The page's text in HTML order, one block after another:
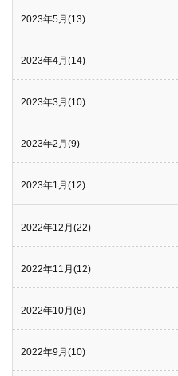
2023年5月(13)
2023年4月(14)
2023年3月(10)
2023年2月(9)
2023年1月(12)
2022年12月(22)
2022年11月(12)
2022年10月(8)
2022年9月(10)